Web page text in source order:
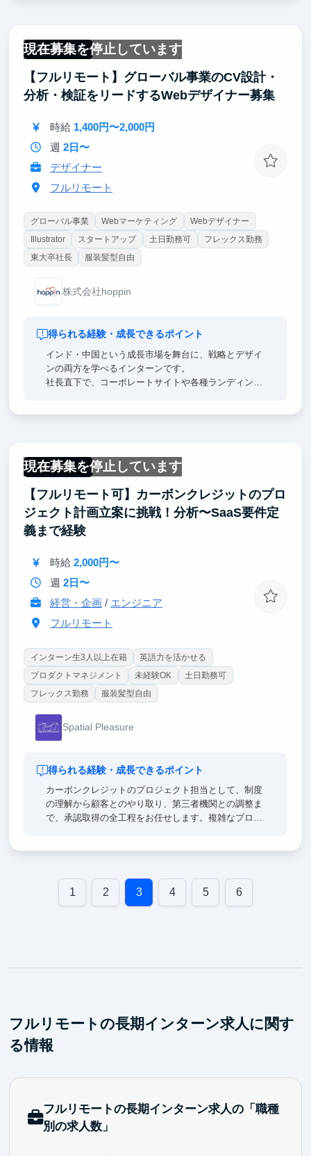
キルそのものです。日本最大級のテクノロジー展示会
で、AI業界の最前線の空気感を肌で感じながら、自分
の市場価値を高められる3日間になるはずです。
AI・AXの知識は一切不要です。当日の流れやトーク
できてください。
現在募集を停止しています
フルリモート
【フルリモート】グローバル事業のCV設計・
分析・検証をリードするWebデザイナー募集
時給 1,400円〜2,000円
週 2日〜
デザイナー
フルリモート
グローバル事業 Webマーケティング
Webデザイナー
Illustrator
スタートアップ 土日勤務可
フレックス勤務
東大卒社長
服装髪型自由
株式会社hoppin
得られる経験・成長できるポイント
インド・中国という成長市場を舞台に、戦略とデザイ
ンの両方を学べるインターンです。
社長直下で、コーポレートサイトや各種ランディング
現在募集を停止しています
フルリモート
【フルリモート可】カーボンクレジットのプロ
ジェクト計画立案に挑戦！分析〜SaaS要件定
義まで経験
時給 2,000円〜
週 2日〜
経営・企画/ エンジニア
フルリモート
インターン生3人以上在籍
英語力を活かせる
プロダクトマネジメント
未経験OK
土日勤務可
フレックス勤務
服装髪型自由
Spatial Pleasure
得られる経験・成長できるポイント
カーボンクレジットのプロジェクト担当として、制度
の理解から顧客とのやり取り、第三者機関との調整ま
で、承認取得の全工程をお任せします。複雑なプロジ
かす経験も積めます。経営陣の側で、事業が立ち上が
る過程を間近で見ることができる環境です。
1 2 3 4 5 6
フルリモートの長期インターン求人に関す
る情報
フルリモートの長期インターン求人の「職種
別の求人数」